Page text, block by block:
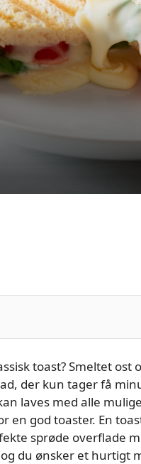
toast? Smeltet
der kun tager få
laves med alle
en god toaster. En
sprøde overflade
du ønsker et hurtigt